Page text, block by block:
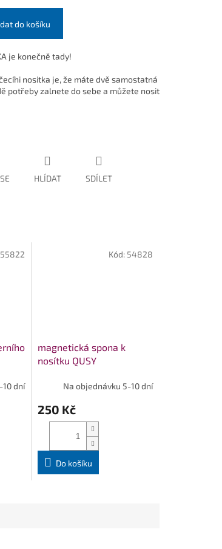
do košíku
je konečně tady!
nositka je, že máte dvě samostatná
potřeby zalnete do sebe a můžete nosit
HLÍDAT SDÍLET
dní
55822
magnetická spona k
nosítku QUSY
Na objednávku 5-10 dní
250 Kč
Do košíku
Kód: 54828